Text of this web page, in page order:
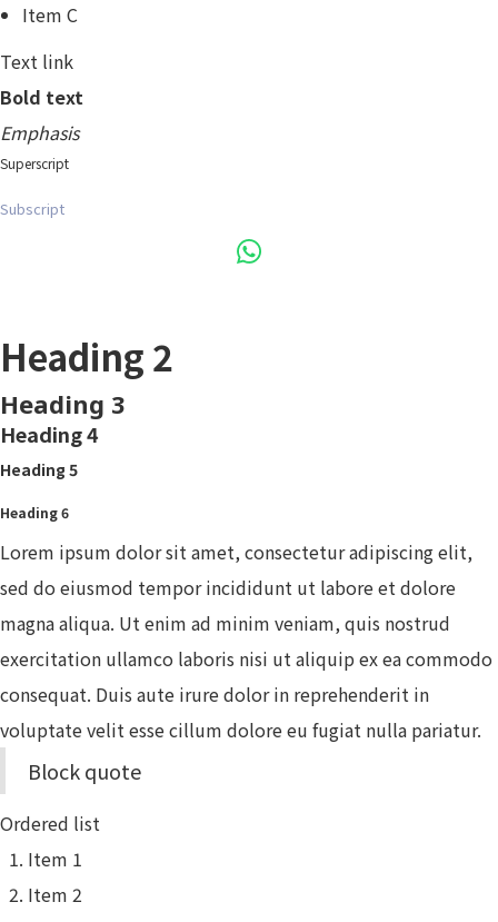
Item C
Text link
Bold text
Emphasis
Superscript
Subscript
Heading 2
Heading 3
Heading 4
Heading 5
Heading 6
Lorem ipsum dolor sit amet, consectetur adipiscing elit,
sed do eiusmod tempor incididunt ut labore et dolore
magna aliqua. Ut enim ad minim veniam, quis nostrud
exercitation ullamco laboris nisi ut aliquip ex ea commodo
consequat. Duis aute irure dolor in reprehenderit in
voluptate velit esse cillum dolore eu fugiat nulla pariatur.
Block quote
Ordered list
Item 1
Item 2